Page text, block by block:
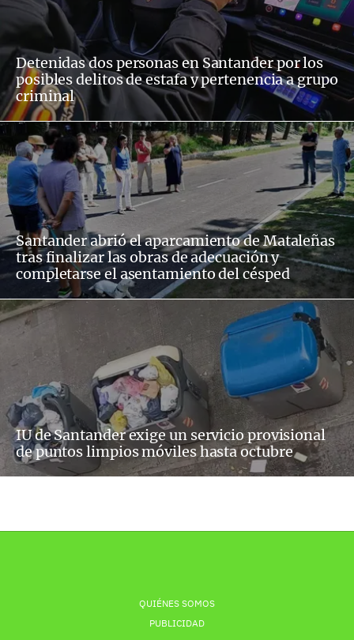
Detenidas dos personas en Santander por los
posibles delitos de estafa y pertenencia a grupo
criminal
Santander abrió el aparcamiento de Mataleñas
tras finalizar las obras de adecuación y
completarse el asentamiento del césped
IU de Santander exige un servicio provisional
de puntos limpios móviles hasta octubre
QUIÉNES SOMOS
PUBLICIDAD